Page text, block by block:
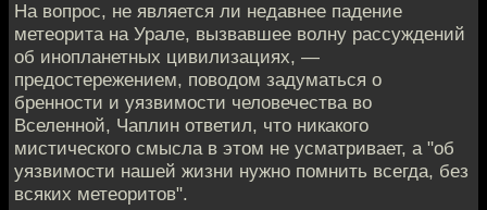
На вопрос, не является ли недавнее падение
метеорита на Урале, вызвавшее волну рассуждений
об инопланетных цивилизациях, —
предостережением, поводом задуматься о
бренности и уязвимости человечества во
Вселенной, Чаплин ответил, что никакого
мистического смысла в этом не усматривает, а "об
уязвимости нашей жизни нужно помнить всегда, без
всяких метеоритов".